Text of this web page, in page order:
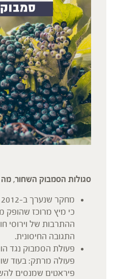
סגולות הסמבוק השחור,
כי מיץ מרוכז שהופק
ההתרבות של וירוסי
התגובה החיסונית.
פעולת הסמבוק נגד
פעולה מרתק: בעוד
פיראטים שמנסים